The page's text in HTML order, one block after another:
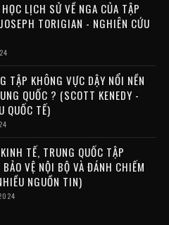
LỊCH SỬ VỀ NGA CỦA TẬP
TORIGIAN - NGHIÊN CỨU
TẬP KHÔNG VỰC DẬY NỔI NỀN
QUỐC ? (SCOTT KENEDY -
QUỐC TẾ)
TẾ, TRUNG QUỐC TẬP
BẢO VỆ NỘI BỘ VÀ ĐÁNH CHIẾM
NGUỒN TIN)